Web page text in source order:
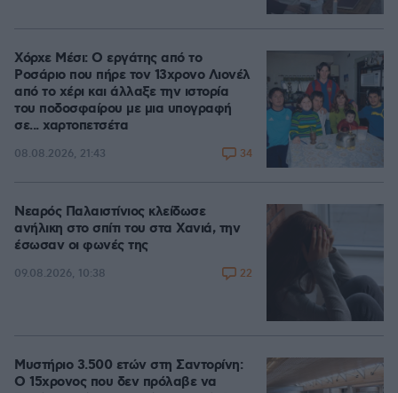
Χόρχε Μέσι: Ο εργάτης από το
Ροσάριο που πήρε τον 13χρονο Λιονέλ
από το χέρι και άλλαξε την ιστορία
του ποδοσφαίρου με μια υπογραφή
σε... χαρτοπετσέτα
08.08.2026, 21:43 34
Νεαρός Παλαιστίνιος κλείδωσε
ανήλικη στο σπίτι του στα Χανιά, την
έσωσαν οι φωνές της
09.08.2026, 10:38 22
Μυστήριο 3.500 ετών στη Σαντορίνη:
Ο 15χρονος που δεν πρόλαβε να